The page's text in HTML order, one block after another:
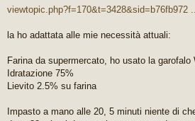
o
a
g
g
e
viewtopic.php?f=170&t=3428&sid=b76fb972
la ho adattata alle mie necessità attuali:
Farina da supermercato, ho usato la garofalo
Idratazione 75%
Lievito 2.5% su farina
Impasto a mano alle 20, 5 minuti niente di